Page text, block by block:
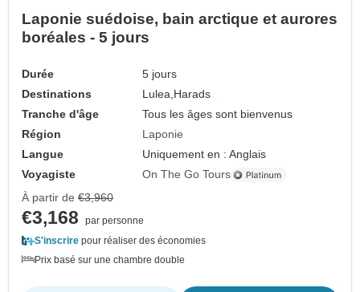
Laponie suédoise, bain arctique et aurores
boréales - 5 jours
Durée
5 jours
Destinations
Lulea,Harads
Tranche d'âge
Tous les âges sont bienvenus
Région
Laponie
Langue
Uniquement en : Anglais
Voyagiste
On The Go Tours
À partir de €3,960
€3,168
par personne
S'inscrire pour réaliser des économies
Prix basé sur une chambre double